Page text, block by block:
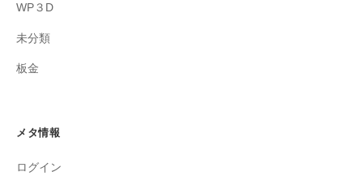
WP３D
未分類
板金
メタ情報
ログイン